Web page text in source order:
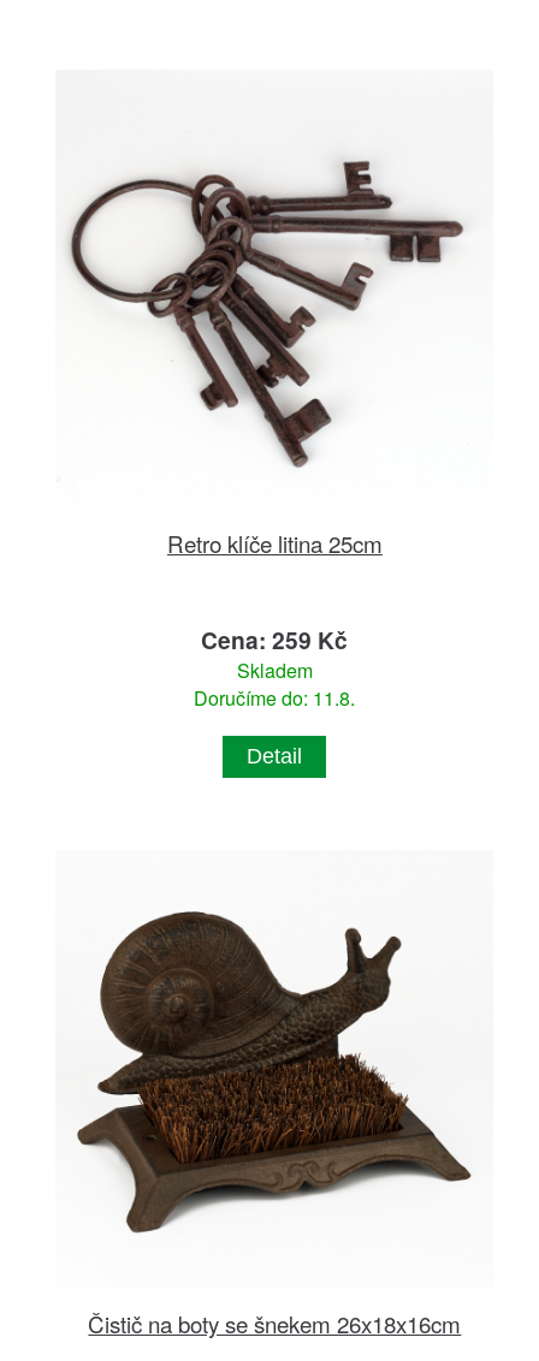
Retro klíče litina 25cm
Cena: 259 Kč
Skladem
Doručíme do: 11.8.
Detail
Čistič na boty se šnekem 26x18x16cm